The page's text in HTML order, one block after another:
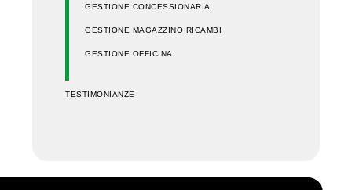
GESTIONE CONCESSIONARIA
GESTIONE MAGAZZINO RICAMBI
GESTIONE OFFICINA
TESTIMONIANZE